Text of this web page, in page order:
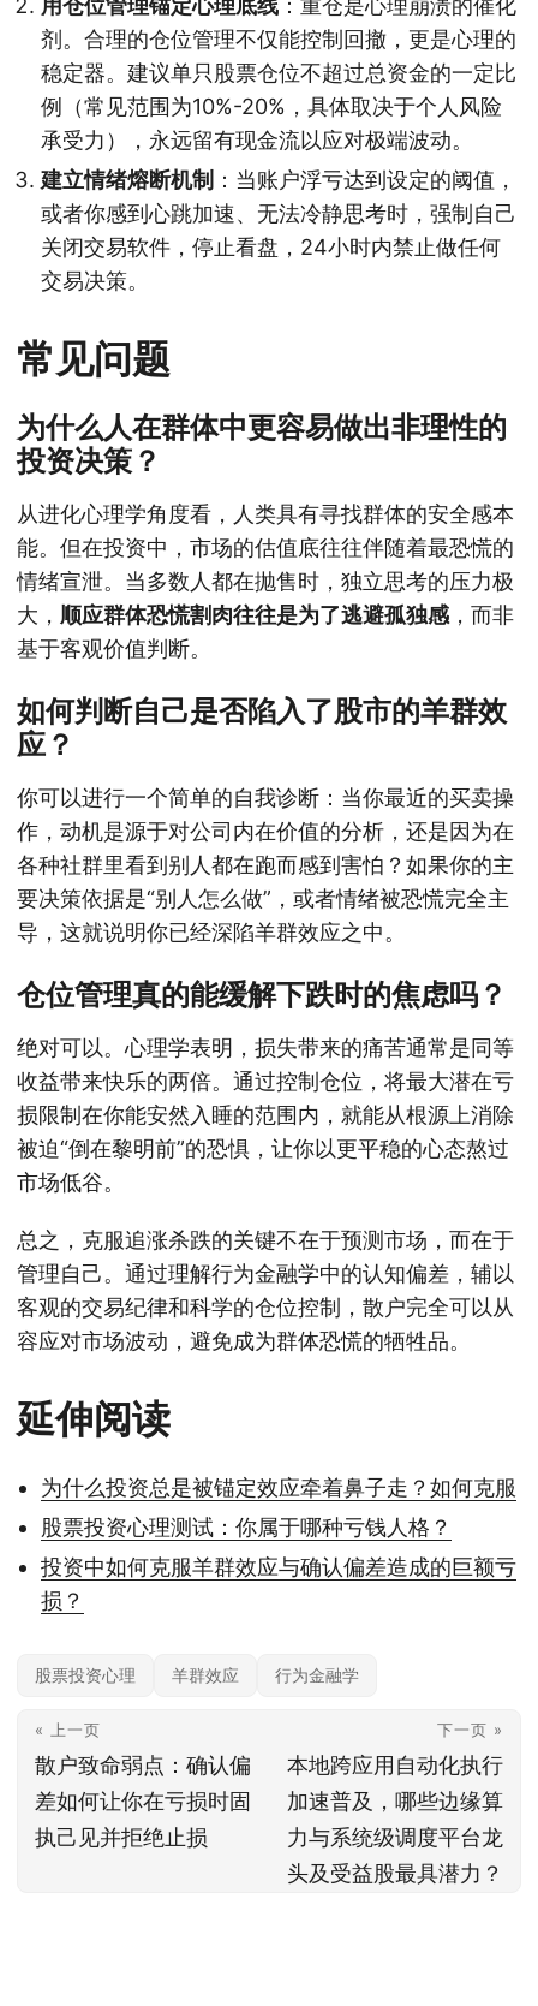
剂。合理的仓位管理不仅能控制回撤，更是心理的
稳定器。建议单只股票仓位不超过总资金的一定比
例（常见范围为10%-20%，具体取决于个人风险
承受力），永远留有现金流以应对极端波动。
建立情绪熔断机制 ：当账户浮亏达到设定的阈值，
或者你感到心跳加速、无法冷静思考时，强制自己
关闭交易软件，停止看盘，24小时内禁止做任何
交易决策。
常见问题
为什么人在群体中更容易做出非理性的
投资决策？
从进化心理学角度看，人类具有寻找群体的安全感本
能。但在投资中，市场的估值底往往伴随着最恐慌的
情绪宣泄。当多数人都在抛售时，独立思考的压力极
大， 顺应群体恐慌割肉往往是为了逃避孤独感 ，而非
基于客观价值判断。
如何判断自己是否陷入了股市的羊群效
应？
你可以进行一个简单的自我诊断：当你最近的买卖操
作，动机是源于对公司内在价值的分析，还是因为在
各种社群里看到别人都在跑而感到害怕？如果你的主
要决策依据是“别人怎么做”，或者情绪被恐慌完全主
导，这就说明你已经深陷羊群效应之中。
仓位管理真的能缓解下跌时的焦虑吗？
绝对可以。心理学表明，损失带来的痛苦通常是同等
收益带来快乐的两倍。通过控制仓位，将最大潜在亏
损限制在你能安然入睡的范围内，就能从根源上消除
被迫“倒在黎明前”的恐惧，让你以更平稳的心态熬过
市场低谷。
总之，克服追涨杀跌的关键不在于预测市场，而在于
管理自己。通过理解行为金融学中的认知偏差，辅以
客观的交易纪律和科学的仓位控制，散户完全可以从
容应对市场波动，避免成为群体恐慌的牺牲品。
延伸阅读
为什么投资总是被锚定效应牵着鼻子走？如何克服
股票投资心理测试：你属于哪种亏钱人格？
投资中如何克服羊群效应与确认偏差造成的巨额亏
损？
股票投资心理 羊群效应 行为金融学
« 上一页
散户致命弱点：确认偏
差如何让你在亏损时固
执己见并拒绝止损
下一页 »
本地跨应用自动化执行
加速普及，哪些边缘算
力与系统级调度平台龙
头及受益股最具潜力？